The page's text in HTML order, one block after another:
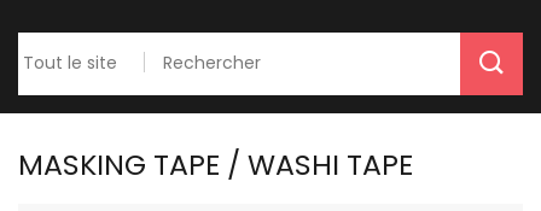
MASKING TAPE / WASHI TAPE